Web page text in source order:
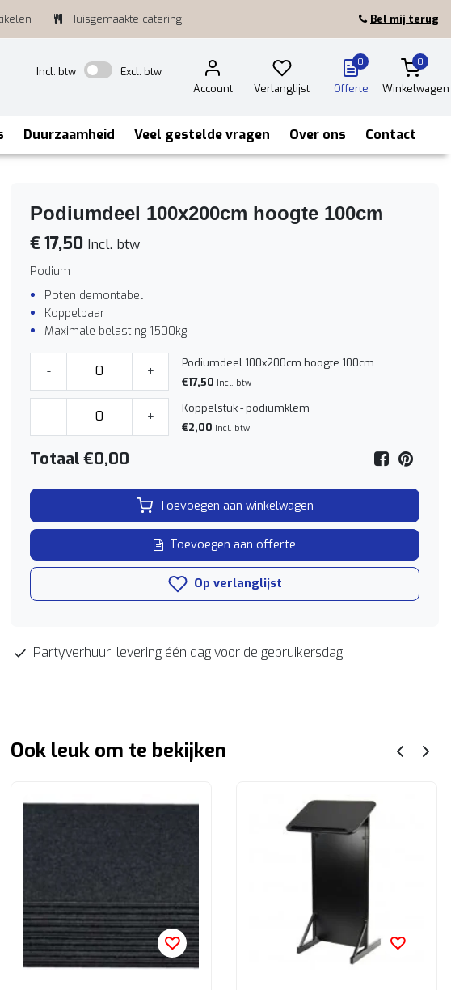
Huisgemaakte catering Bel mij terug
Incl. btw
Excl. btw
Account
Verlanglijst
0
Offerte
0
Winkelwagen
Duurzaamheid Veel gestelde vragen Over ons Contact
Podiumdeel 100x200cm hoogte 100cm
€ 17,50 Incl. btw
Podium
Poten demontabel
Koppelbaar
Maximale belasting 1500kg
- +
Podiumdeel 100x200cm hoogte 100cm
€17,50 Incl. btw
- +
Koppelstuk - podiumklem
€2,00 Incl. btw
Totaal€0,00
Toevoegen aan winkelwagen
Toevoegen aan offerte
Op verlanglijst
Partyverhuur; levering één dag voor de gebruikersdag
Ook leuk om te bekijken